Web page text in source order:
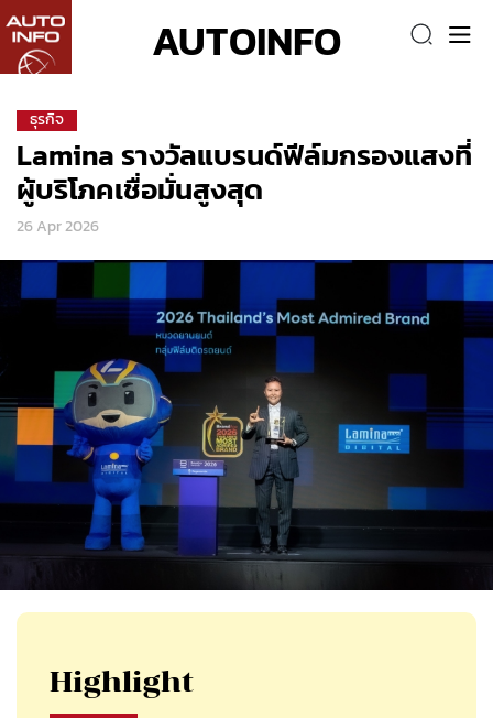
AUTOINFO
ธุรกิจ
Lamina รางวัลแบรนด์ฟีล์มกรองแสงที่
ผู้บริโภคเชื่อมั่นสูงสุด
26 Apr 2026
Highlight